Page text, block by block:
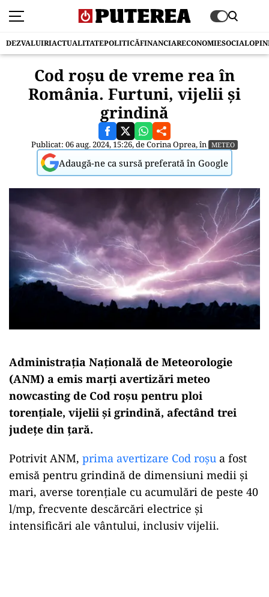
DEZVALUIRIACTUALITATEPOLITICĂFINANCIARECONOMIESOCIAL
Cod roșu de vreme rea în
România. Furtuni, vijelii și
grindină
Publicat: 06 aug. 2024, 15:26, deCorina Oprea, în METEO
Adaugă-ne ca sursă preferată în Google
Administrația Națională de Meteorologie
(ANM) a emis marți avertizări meteo
nowcasting de Cod roșu pentru ploi
torențiale, vijelii și grindină, afectând trei
județe din țară.
Potrivit ANM, prima avertizare Cod roșu a fost
emisă pentru grindină de dimensiuni medii și
mari, averse torențiale cu acumulări de peste 40
l/mp, frecvente descărcări electrice și
intensificări ale vântului, inclusiv vijelii.